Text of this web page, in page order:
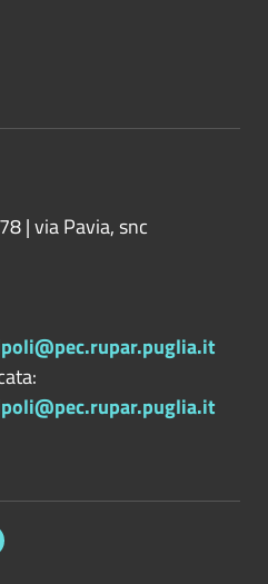
| via Pavia, snc